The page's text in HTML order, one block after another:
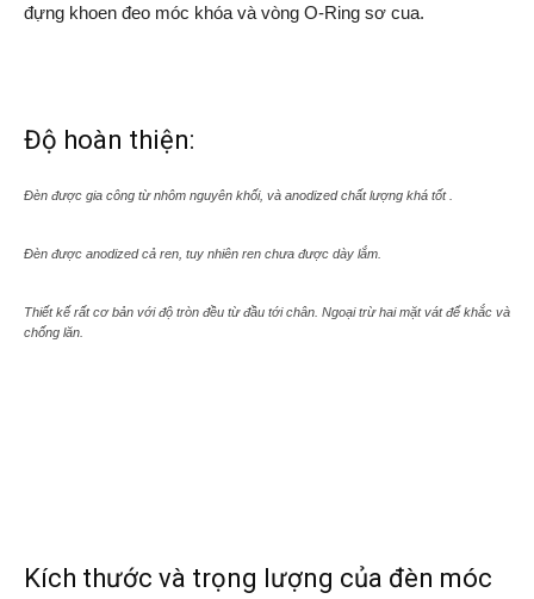
đựng khoen đeo móc khóa và vòng O-Ring sơ cua.
Độ hoàn thiện:
Đèn được gia công từ nhôm nguyên khối, và anodized chất lượng khá tốt .
Đèn được anodized cả ren, tuy nhiên ren chưa được dày lắm.
Thiết kế rất cơ bản với độ tròn đều từ đầu tới chân. Ngoại trừ hai mặt vát để khắc và
chống lăn.
Kích thước và trọng lượng của đèn móc